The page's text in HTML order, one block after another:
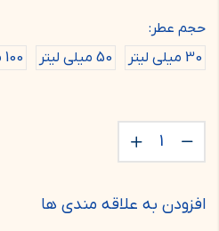
حجم عطر:
30 میلی لیتر
50 میلی لیتر 100 میلی لیتر
افزودن به علاقه مندی ها